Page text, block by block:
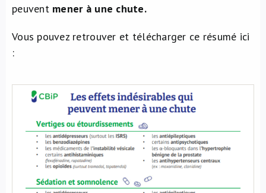
peuvent mener à une chute.
Vous pouvez retrouver et télécharger ce résumé ici
: